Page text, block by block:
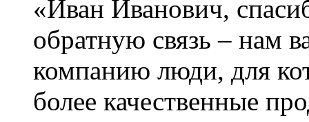
«Иван Иванович,
обратную связь – нам
компанию люди, для
более качественные